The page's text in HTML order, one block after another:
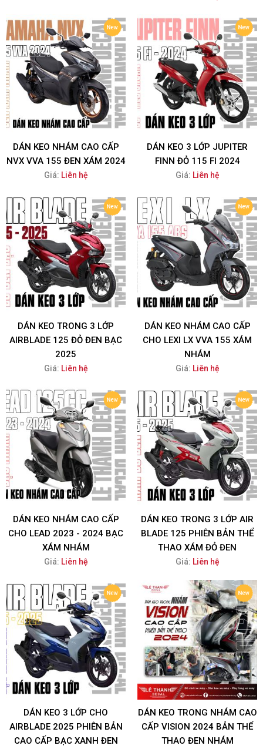
DÁN KEO NHÁM CAO CẤP
NVX VVA 155 ĐEN XÁM 2024
Giá: Liên hệ
DÁN KEO 3 LỚP JUPITER
FINN ĐỎ 115 FI 2024
Giá: Liên hệ
DÁN KEO TRONG 3 LỚP
AIRBLADE 125 ĐỎ ĐEN BẠC
2025
Giá: Liên hệ
DÁN KEO NHÁM CAO CẤP
CHO LEXI LX VVA 155 XÁM
NHÁM
Giá: Liên hệ
DÁN KEO NHÁM CAO CẤP
CHO LEAD 2023 - 2024 BẠC
XÁM NHÁM
Giá: Liên hệ
DÁN KEO TRONG 3 LỚP AIR
BLADE 125 PHIÊN BẢN THỂ
THAO XÁM ĐỎ ĐEN
Giá: Liên hệ
DÁN KEO 3 LỚP CHO
AIRBLADE 2025 PHIÊN BẢN
CAO CẤP BẠC XANH ĐEN
DÁN KEO TRONG NHÁM CAO
CẤP VISION 2024 BẢN THỂ
THAO ĐEN NHÁM